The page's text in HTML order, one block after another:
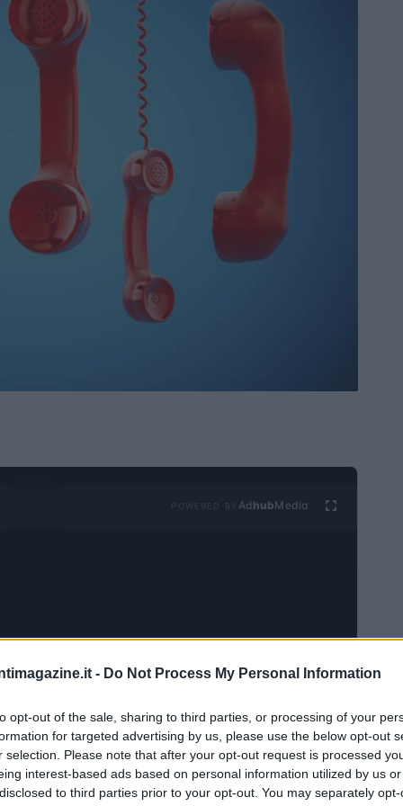
- Do Not Process My Personal Information
opt-out of the sale, sharing to third parties, or processing of your
for targeted advertising by us, please use the below opt-out
selection. Please note that after your opt-out request is processed
interest-based ads based on personal information utilized by us
to third parties prior to your opt-out. You may separately
Ad hubMedia
di recedere dal tuo contratto con l’operatore,
o per passare a un altro provider. Tuttavia, la
sembrare complicata e incerta. In questo
su come ottenere e compilare il modulo